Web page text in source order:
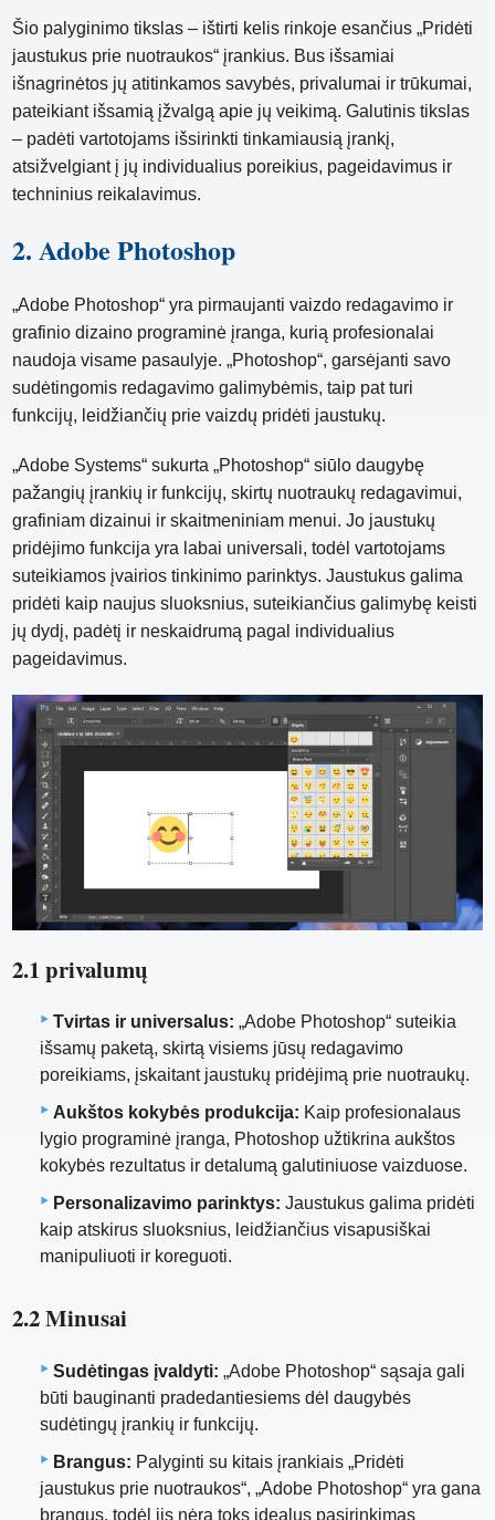
Šio palyginimo tikslas – ištirti kelis rinkoje esančius „Pridėti
jaustukus prie nuotraukos“ įrankius. Bus išsamiai
išnagrinėtos jų atitinkamos savybės, privalumai ir trūkumai,
pateikiant išsamią įžvalgą apie jų veikimą. Galutinis tikslas
– padėti vartotojams išsirinkti tinkamiausią įrankį,
atsižvelgiant į jų individualius poreikius, pageidavimus ir
techninius reikalavimus.
2. Adobe Photoshop
„Adobe Photoshop“ yra pirmaujanti vaizdo redagavimo ir
grafinio dizaino programinė įranga, kurią profesionalai
naudoja visame pasaulyje. „Photoshop“, garsėjanti savo
sudėtingomis redagavimo galimybėmis, taip pat turi
funkcijų, leidžiančių prie vaizdų pridėti jaustukų.
„Adobe Systems“ sukurta „Photoshop“ siūlo daugybę
pažangių įrankių ir funkcijų, skirtų nuotraukų redagavimui,
grafiniam dizainui ir skaitmeniniam menui. Jo jaustukų
pridėjimo funkcija yra labai universali, todėl vartotojams
suteikiamos įvairios tinkinimo parinktys. Jaustukus galima
pridėti kaip naujus sluoksnius, suteikiančius galimybę keisti
jų dydį, padėtį ir neskaidrumą pagal individualius
pageidavimus.
2.1 privalumų
Tvirtas ir universalus: „Adobe Photoshop“ suteikia
išsamų paketą, skirtą visiems jūsų redagavimo
poreikiams, įskaitant jaustukų pridėjimą prie nuotraukų.
Aukštos kokybės produkcija: Kaip profesionalaus
lygio programinė įranga, Photoshop užtikrina aukštos
kokybės rezultatus ir detalumą galutiniuose vaizduose.
Personalizavimo parinktys: Jaustukus galima pridėti
kaip atskirus sluoksnius, leidžiančius visapusiškai
manipuliuoti ir koreguoti.
2.2 Minusai
Sudėtingas įvaldyti: „Adobe Photoshop“ sąsaja gali
būti bauginanti pradedantiesiems dėl daugybės
sudėtingų įrankių ir funkcijų.
Brangus: Palyginti su kitais įrankiais „Pridėti
jaustukus prie nuotraukos“, „Adobe Photoshop“ yra gana
brangus, todėl jis nėra toks idealus pasirinkimas